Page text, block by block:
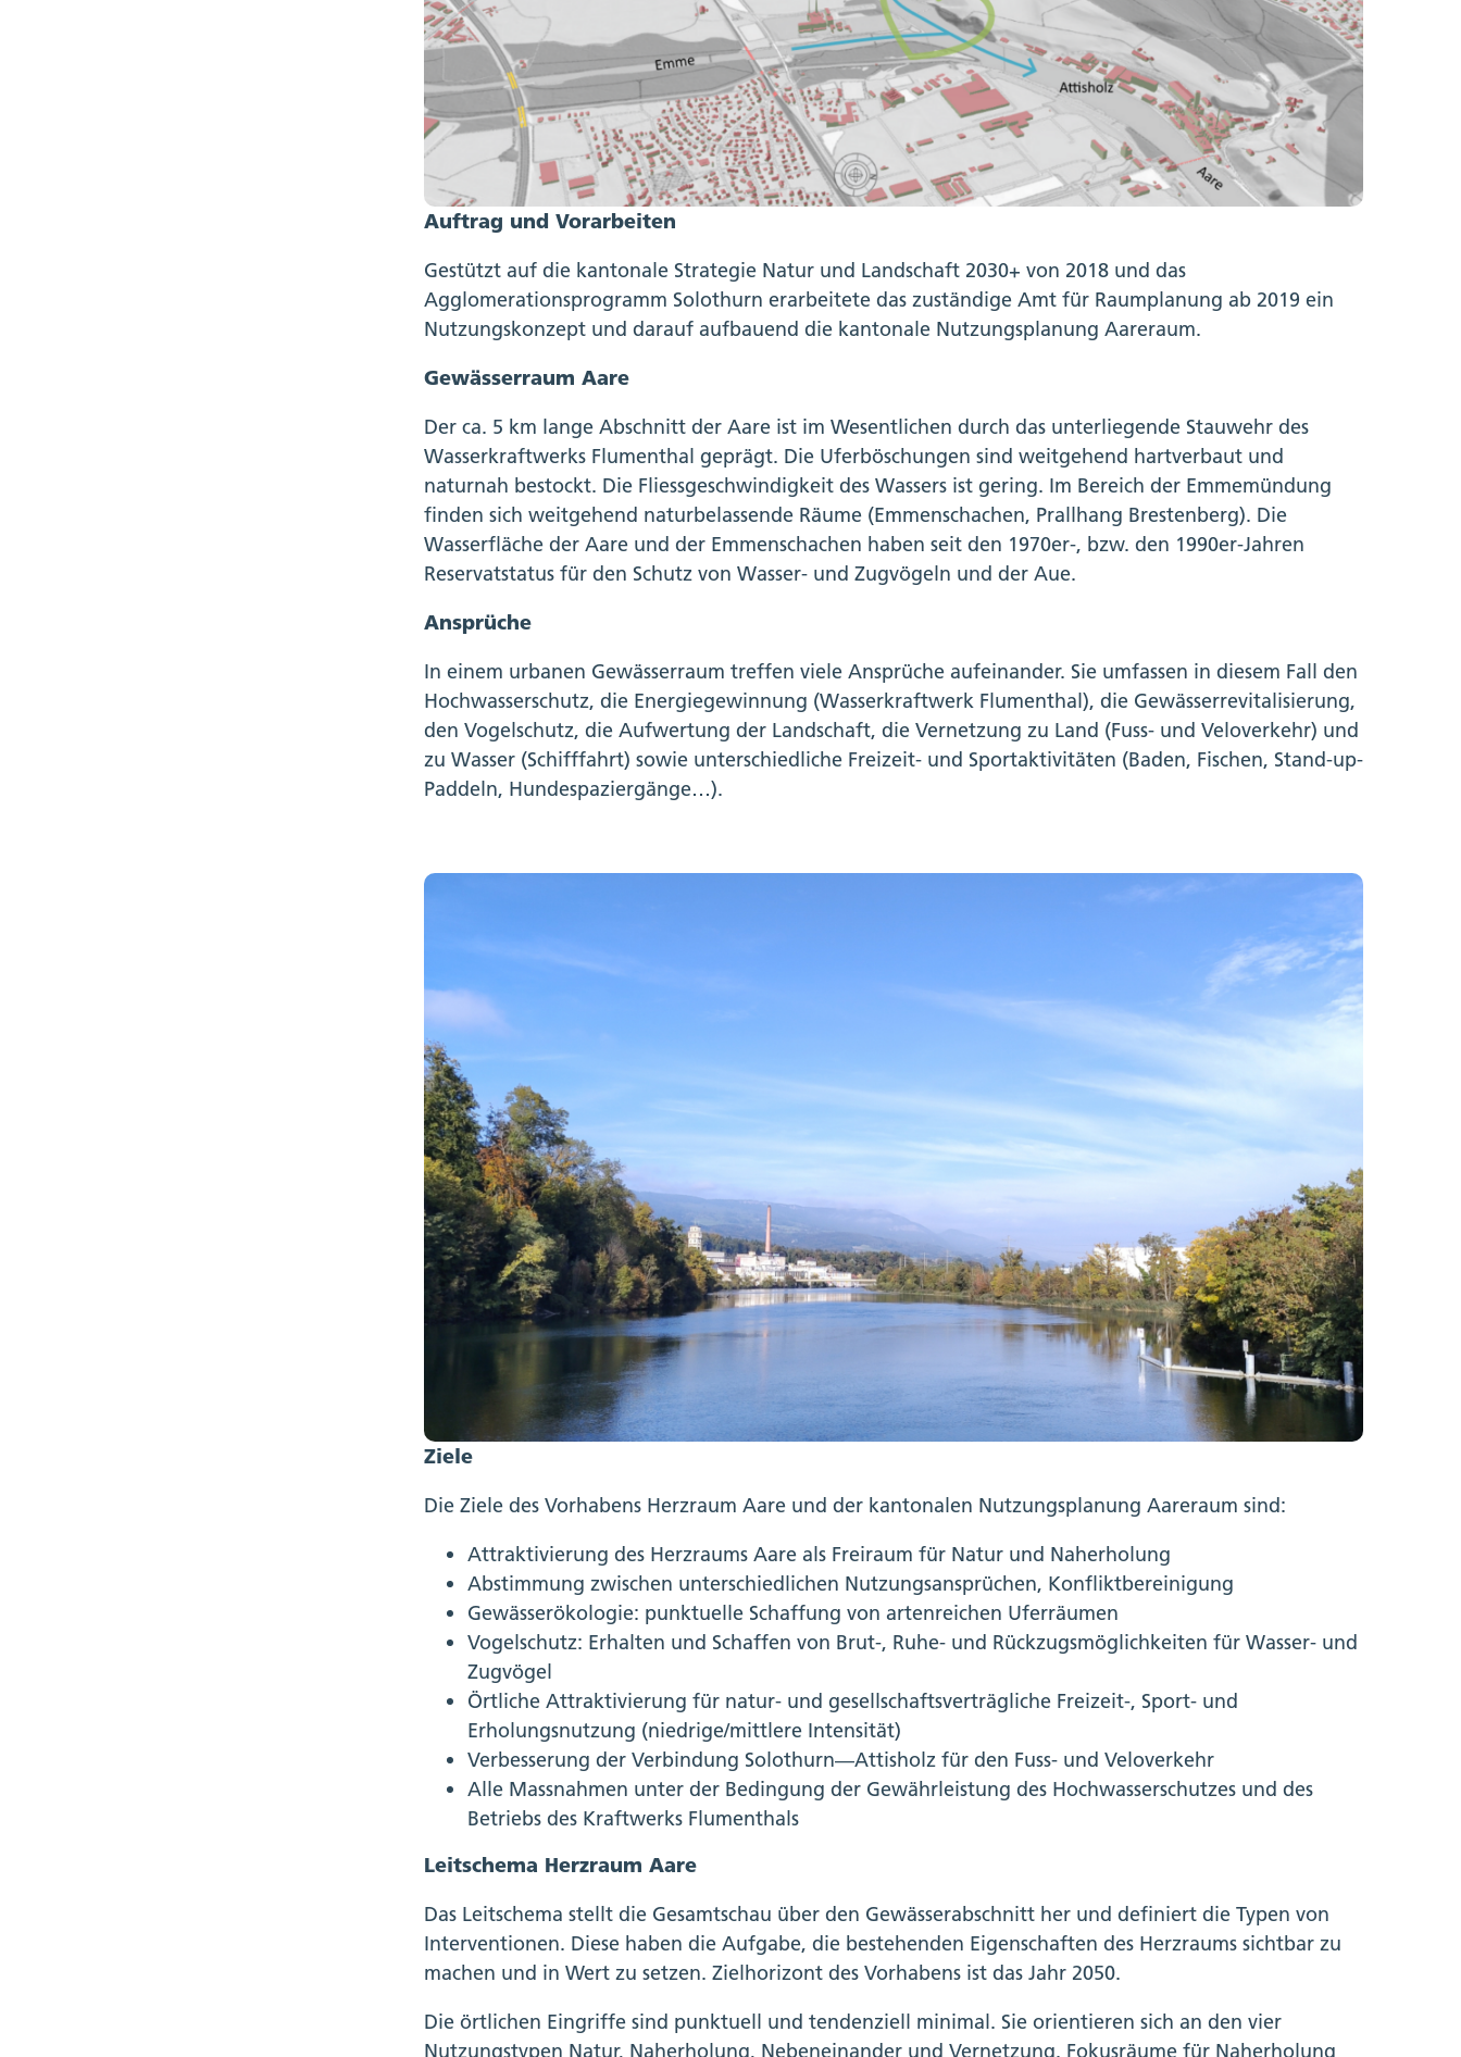
Auftrag und Vorarbeiten
Gestützt auf die kantonale Strategie Natur und Landschaft 2030+ von 2018 und das
Agglomerationsprogramm Solothurn erarbeitete das zuständige Amt für Raumplanung ab 2019 ein
Nutzungskonzept und darauf aufbauend die kantonale Nutzungsplanung Aareraum.
Gewässerraum Aare
Der ca. 5 km lange Abschnitt der Aare ist im Wesentlichen durch das unterliegende Stauwehr des
Wasserkraftwerks Flumenthal geprägt. Die Uferböschungen sind weitgehend hartverbaut und
naturnah bestockt. Die Fliessgeschwindigkeit des Wassers ist gering. Im Bereich der Emmemündung
finden sich weitgehend naturbelassende Räume (Emmenschachen, Prallhang Brestenberg). Die
Wasserfläche der Aare und der Emmenschachen haben seit den 1970er-, bzw. den 1990er-Jahren
Reservatstatus für den Schutz von Wasser- und Zugvögeln und der Aue.
Ansprüche
In einem urbanen Gewässerraum treffen viele Ansprüche aufeinander. Sie umfassen in diesem Fall den
Hochwasserschutz, die Energiegewinnung (Wasserkraftwerk Flumenthal), die Gewässerrevitalisierung,
den Vogelschutz, die Aufwertung der Landschaft, die Vernetzung zu Land (Fuss- und Veloverkehr) und
zu Wasser (Schifffahrt) sowie unterschiedliche Freizeit- und Sportaktivitäten (Baden, Fischen, Stand-up-
Paddeln, Hundespaziergänge…).
Ziele
Die Ziele des Vorhabens Herzraum Aare und der kantonalen Nutzungsplanung Aareraum sind:
Attraktivierung des Herzraums Aare als Freiraum für Natur und Naherholung
Abstimmung zwischen unterschiedlichen Nutzungsansprüchen, Konfliktbereinigung
Gewässerökologie: punktuelle Schaffung von artenreichen Uferräumen
Vogelschutz: Erhalten und Schaffen von Brut-, Ruhe- und Rückzugsmöglichkeiten für Wasser- und
Zugvögel
Örtliche Attraktivierung für natur- und gesellschaftsverträgliche Freizeit-, Sport- und
Erholungsnutzung (niedrige/mittlere Intensität)
Verbesserung der Verbindung Solothurn—Attisholz für den Fuss- und Veloverkehr
Alle Massnahmen unter der Bedingung der Gewährleistung des Hochwasserschutzes und des
Betriebs des Kraftwerks Flumenthals
Leitschema Herzraum Aare
Das Leitschema stellt die Gesamtschau über den Gewässerabschnitt her und definiert die Typen von
Interventionen. Diese haben die Aufgabe, die bestehenden Eigenschaften des Herzraums sichtbar zu
machen und in Wert zu setzen. Zielhorizont des Vorhabens ist das Jahr 2050.
Die örtlichen Eingriffe sind punktuell und tendenziell minimal. Sie orientieren sich an den vier
Nutzungstypen Natur, Naherholung, Nebeneinander und Vernetzung. Fokusräume für Naherholung